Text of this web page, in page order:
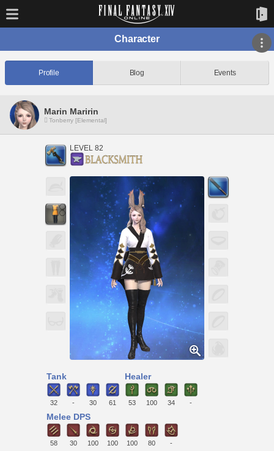
Character
Profile Blog Events
Marin Maririn
Tonberry [Elemental]
LEVEL 82
Tank
32 - 30 61
Healer
53 100 34 -
Melee DPS
58 30 100 100 100 80 -